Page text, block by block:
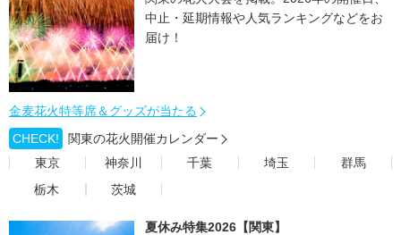
中止・延期情報や人気ランキングなどをお
届け！
金麦花火特等席＆グッズが当たる
CHECK!
関東の花火開催カレンダー
東京
神奈川 千葉 埼玉
群馬
栃木
茨城
夏休み特集2026【関東】